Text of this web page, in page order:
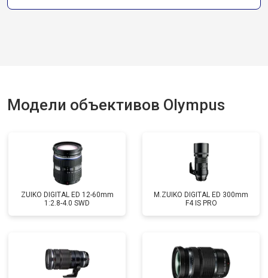
Модели объективов Olympus
ZUIKO DIGITAL ED 12-60mm
1:2.8-4.0 SWD
M.ZUIKO DIGITAL ED 300mm
F4 IS PRO